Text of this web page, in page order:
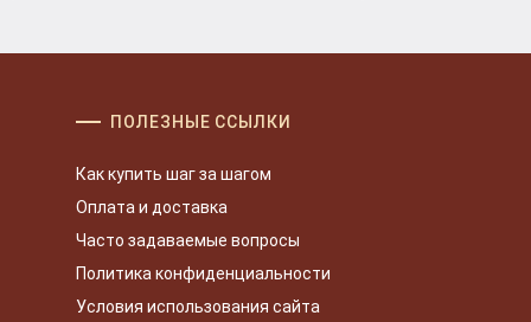
ПОЛЕЗНЫЕ ССЫЛКИ
Как купить шаг за шагом
Оплата и доставка
Часто задаваемые вопросы
Политика конфиденциальности
Условия использования сайта